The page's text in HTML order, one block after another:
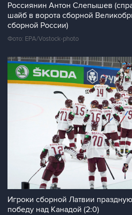
Россиянин Антон Слепышев
шайб в ворота сборной
сборной России)
Фото: EPA/Vostock-photo
Игроки сборной Латвии
победу над Канадой (2:0)